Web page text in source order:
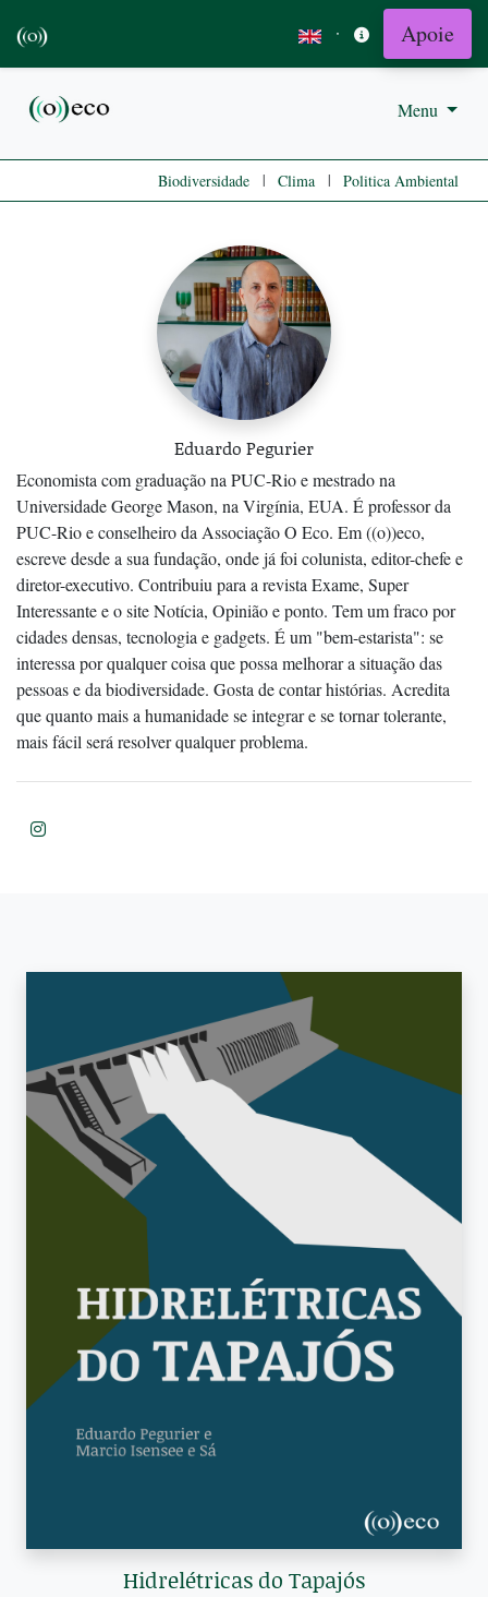
· Apoie
Menu
Biodiversidade | Clima | Politica Ambiental
Eduardo Pegurier
Economista com graduação na PUC-Rio e mestrado na
Universidade George Mason, na Virgínia, EUA. É professor da
PUC-Rio e conselheiro da Associação O Eco. Em ((o))eco,
escreve desde a sua fundação, onde já foi colunista, editor-chefe e
diretor-executivo. Contribuiu para a revista Exame, Super
Interessante e o site Notícia, Opinião e ponto. Tem um fraco por
cidades densas, tecnologia e gadgets. É um "bem-estarista": se
interessa por qualquer coisa que possa melhorar a situação das
pessoas e da biodiversidade. Gosta de contar histórias. Acredita
que quanto mais a humanidade se integrar e se tornar tolerante,
mais fácil será resolver qualquer problema.
Hidrelétricas do Tapajós